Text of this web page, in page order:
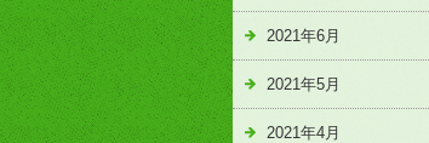
2021年6月
2021年5月
2021年4月